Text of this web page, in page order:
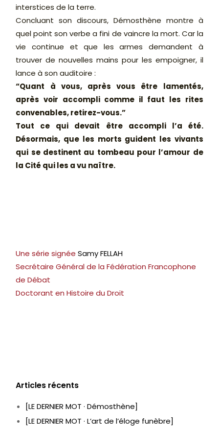
interstices de la terre.
Concluant son discours, Démosthène montre à
quel point son verbe a fini de vaincre la mort. Car la
vie continue et que les armes demandent à
trouver de nouvelles mains pour les empoigner, il
lance à son auditoire :
“Quant à vous, après vous être lamentés,
après voir accompli comme il faut les rites
convenables, retirez-vous.”
Tout ce qui devait être accompli l’a été.
Désormais, que les morts guident les vivants
qui se destinent au tombeau pour l’amour de
la Cité qui les a vu naître.
Une série signéeSamy FELLAH
Secrétaire Général de la Fédération Francophone
de Débat
Doctorant en Histoire du Droit
Articles récents
[LE DERNIER MOT · Démosthène]
[LE DERNIER MOT · L’art de l’éloge funèbre]